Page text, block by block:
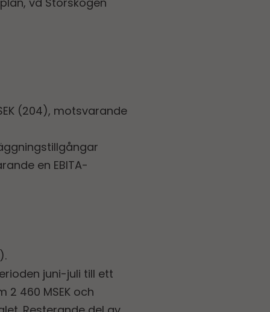
(204), motsvarande
en EBITA-
juni-juli till ett
2 460 MSEK och